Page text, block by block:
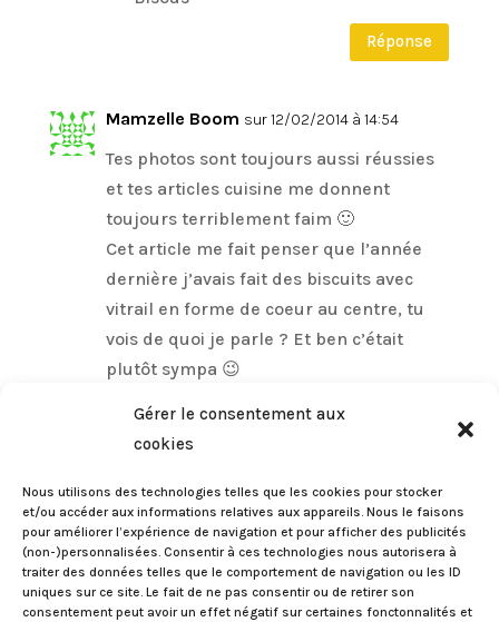
Gérer le consentement aux
cookies
Nous utilisons des technologies telles que les cookies pour stocker
et/ou accéder aux informations relatives aux appareils. Nous le faisons
pour améliorer l’expérience de navigation et pour afficher des publicités
(non-)personnalisées. Consentir à ces technologies nous autorisera à
traiter des données telles que le comportement de navigation ou les ID
uniques sur ce site. Le fait de ne pas consentir ou de retirer son
consentement peut avoir un effet négatif sur certaines fonctonnalités et
Réponse
Mamzelle Boom sur 12/02/2014 à 14:54
Tes photos sont toujours aussi réussies
et tes articles cuisine me donnent
toujours terriblement faim 🙂
Cet article me fait penser que l’année
dernière j’avais fait des biscuits avec
vitrail en forme de coeur au centre, tu
vois de quoi je parle ? Et ben c’était
plutôt sympa 😉
Eileen sur 13/02/2014 à 09:12
Je te remercie Mamzelle !
Oui je vois tout à fait le genre de